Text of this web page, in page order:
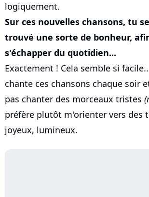
logiquement.
Sur ces nouvelles chansons, tu
trouvé une sorte de bonheur,
s'échapper du quotidien...
Exactement ! Cela semble si
chante ces chansons chaque soir
pas chanter des morceaux tristes
préfère plutôt m'orienter vers des
joyeux, lumineux.